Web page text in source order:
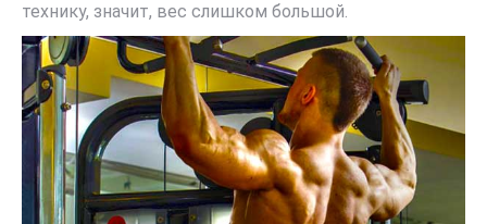
технику, значит, вес слишком большой.